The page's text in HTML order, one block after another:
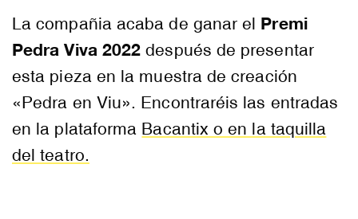
La compañia acaba de ganar el Premi
Pedra Viva 2022 después de presentar
esta pieza en la muestra de creación
«Pedra en Viu». Encontraréis las entradas
en la plataforma Bacantix o en la taquilla
del teatro.